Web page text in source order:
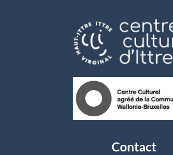
Contact